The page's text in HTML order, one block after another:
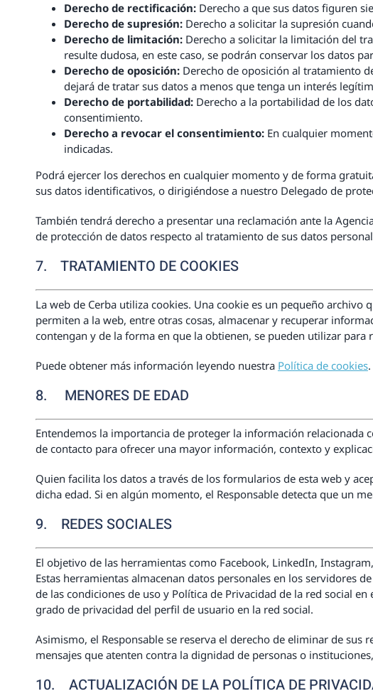
Derecho de rectificación: Derecho a que sus datos figuren
Derecho de supresión:Derecho a solicitar la supresión
Derecho de limitación: Derecho a solicitar la limitación del
resulte dudosa, en este caso, se podrán conservar los datos
Derecho de oposición: Derecho de oposición al tratamiento
dejará de tratar sus datos a menos que tenga un interés
Derecho de portabilidad: Derecho a la portabilidad de los
consentimiento.
Derecho a revocar el consentimiento: En cualquier
indicadas.
Podrá ejercer los derechos en cualquier momento y de forma
sus datos identificativos, o dirigiéndose a nuestro Delegado de
También tendrá derecho a presentar una reclamación ante la
de protección de datos respecto al tratamiento de sus datos
7. TRATAMIENTO DE COOKIES
La web de Cerba utiliza cookies. Una cookie es un pequeño archivo
permiten a la web, entre otras cosas, almacenar y recuperar
contengan y de la forma en que la obtienen, se pueden utilizar para
Puede obtener más información leyendo nuestra Política de cookies.
8. MENORES DE EDAD
Entendemos la importancia de proteger la información relacionada
de contacto para ofrecer una mayor información, contexto y
Quien facilita los datos a través de los formularios de esta web y
dicha edad. Si en algún momento, el Responsable detecta que un
9. REDES SOCIALES
El objetivo de las herramientas como Facebook, LinkedIn,
Estas herramientas almacenan datos personales en los servidores
de las condiciones de uso y Política de Privacidad de la red social
grado de privacidad del perfil de usuario en la red social.
Asimismo, el Responsable se reserva el derecho de eliminar de
mensajes que atenten contra la dignidad de personas o
10. ACTUALIZACIÓN DE LA POLÍTICA DE